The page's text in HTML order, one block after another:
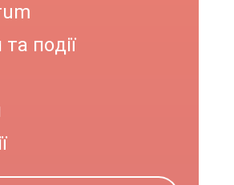
події